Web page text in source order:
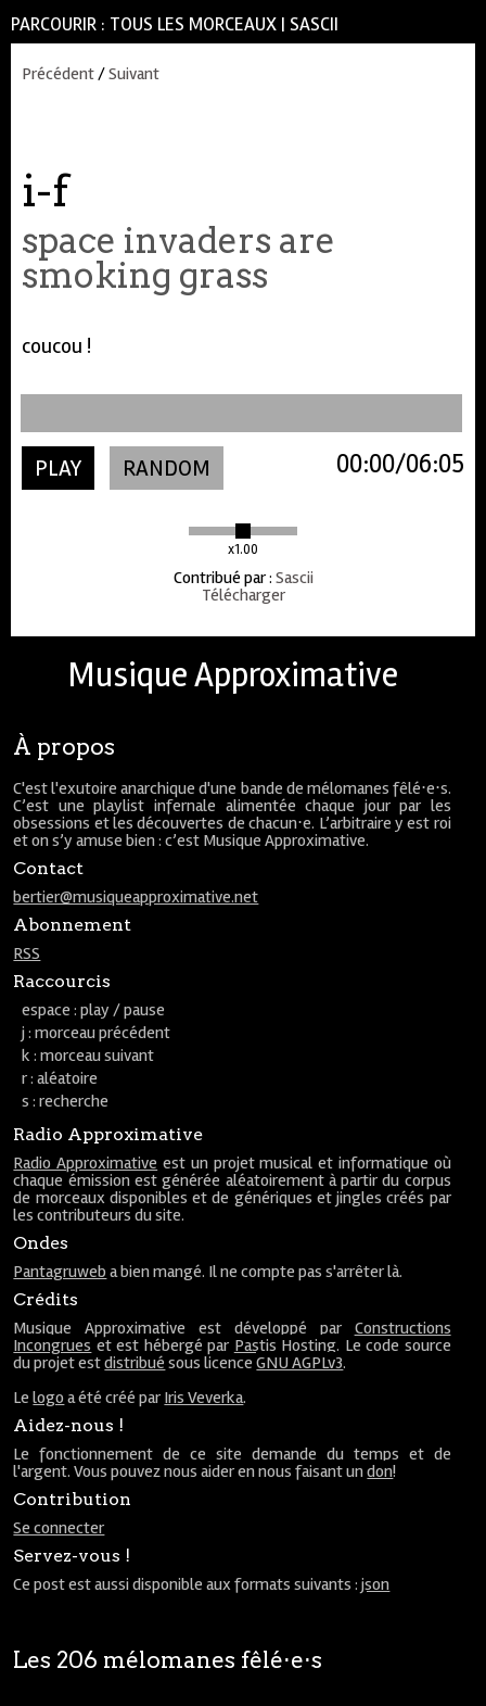
PARCOURIR : TOUS LES MORCEAUX | SASCII
Précédent/Suivant
i-f
space invaders are
smoking grass
coucou !
PLAY RANDOM
x1.00
06:05
00:00
Contribué par: Sascii
Télécharger
Musique Approximative
À propos
C'est l'exutoire anarchique d'une bande de mélomanes fêlé⋅e⋅s.
C’est une playlist infernale alimentée chaque jour par les
obsessions et les découvertes de chacun⋅e. L’arbitraire y est roi
et on s’y amuse bien : c’est Musique Approximative.
Contact
bertier@musiqueapproximative.net
Abonnement
RSS
Raccourcis
espace : play / pause
j : morceau précédent
k : morceau suivant
r : aléatoire
s : recherche
Radio Approximative
Radio Approximative est un projet musical et informatique où
chaque émission est générée aléatoirement à partir du corpus
de morceaux disponibles et de génériques et jingles créés par
les contributeurs du site.
Ondes
Pantagruweb a bien mangé. Il ne compte pas s'arrêter là.
Crédits
Musique Approximative est développé par Constructions
Incongrues et est hébergé par Pastis Hosting. Le code source
du projet estdistribué sous licenceGNU AGPLv3.
Lelogo a été créé par Iris Veverka.
Aidez-nous !
Le fonctionnement de ce site demande du temps et de
l'argent. Vous pouvez nous aider en nous faisant undon!
Contribution
Se connecter
Servez-vous !
Ce post est aussi disponible aux formats suivants :json
Les 206 mélomanes fêlé⋅e⋅s